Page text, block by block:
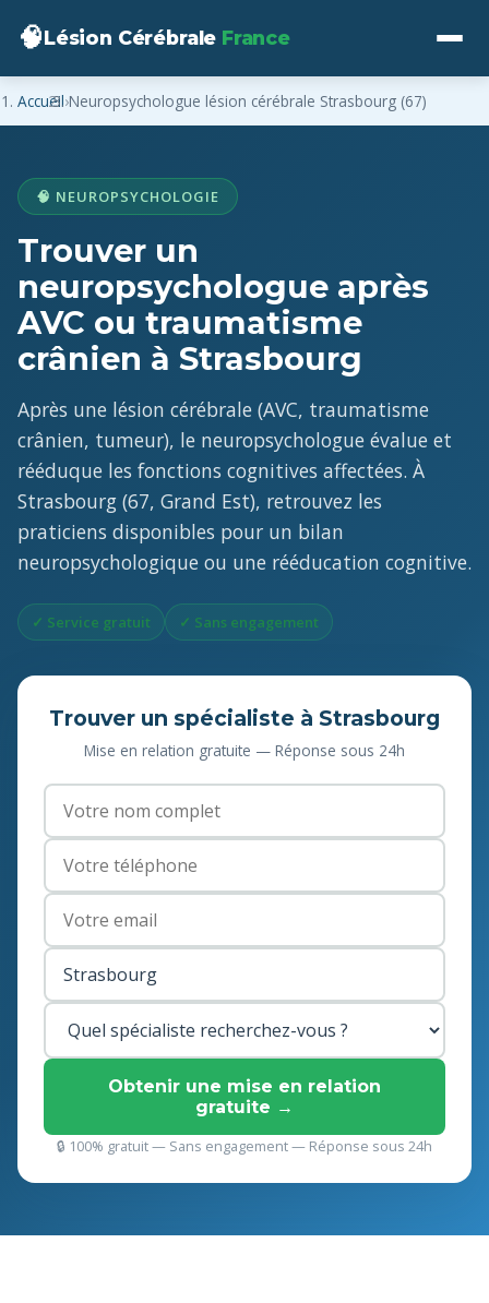
🧠Lésion Cérébrale France
Accueil›Neuropsychologue lésion cérébrale Strasbourg (67)
🧠 NEUROPSYCHOLOGIE
Trouver un
neuropsychologue après
AVC ou traumatisme
crânien à Strasbourg
Après une lésion cérébrale (AVC, traumatisme
crânien, tumeur), le neuropsychologue évalue et
rééduque les fonctions cognitives affectées. À
Strasbourg (67, Grand Est), retrouvez les
praticiens disponibles pour un bilan
neuropsychologique ou une rééducation cognitive.
✓ Service gratuit ✓ Sans engagement
Trouver un spécialiste à Strasbourg
Mise en relation gratuite — Réponse sous 24h
Obtenir une mise en relation
gratuite →
🔒 100% gratuit — Sans engagement — Réponse sous 24h